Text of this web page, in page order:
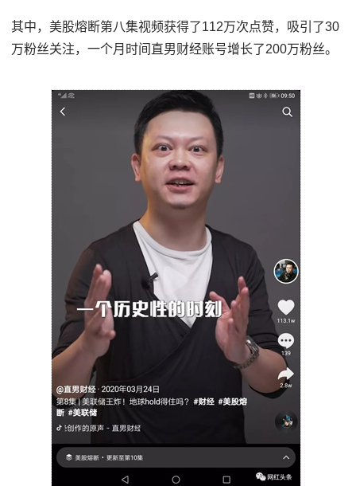
其中，美股熔断第八集视频获得了112万次点赞，吸引了30
万粉丝关注，一个月时间直男财经账号增长了200万粉丝。